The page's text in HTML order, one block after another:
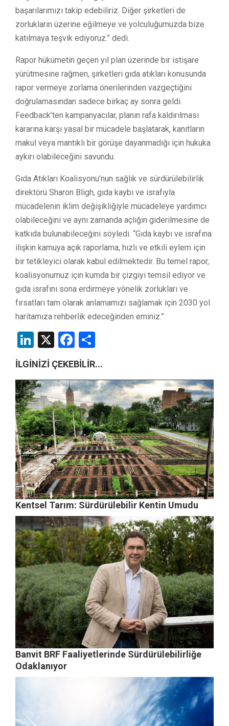
başarılarımızı takip edebiliriz. Diğer şirketleri de
zorlukların üzerine eğilmeye ve yolculuğumuzda bize
katılmaya teşvik ediyoruz.” dedi.
Rapor hükümetin geçen yıl plan üzerinde bir istişare
yürütmesine rağmen, şirketleri gıda atıkları konusunda
rapor vermeye zorlama önerilerinden vazgeçtiğini
doğrulamasından sadece birkaç ay sonra geldi.
Feedback’ten kampanyacılar, planın rafa kaldırılması
kararına karşı yasal bir mücadele başlatarak, kanıtların
makul veya mantıklı bir görüşe dayanmadığı için hukuka
aykırı olabileceğini savundu.
Gıda Atıkları Koalisyonu’nun sağlık ve sürdürülebilirlik
direktörü Sharon Bligh, gıda kaybı ve israfıyla
mücadelenin iklim değişikliğiyle mücadeleye yardımcı
olabileceğini ve aynı zamanda açlığın giderilmesine de
katkıda bulunabileceğini söyledi. “Gıda kaybı ve israfına
ilişkin kamuya açık raporlama, hızlı ve etkili eylem için
bir tetikleyici olarak kabul edilmektedir. Bu temel rapor,
koalisyonumuz için kumda bir çizgiyi temsil ediyor ve
gıda israfını sona erdirmeye yönelik zorlukları ve
fırsatları tam olarak anlamamızı sağlamak için 2030 yol
haritamıza rehberlik edeceğinden eminiz.”
LinkedIn
X Facebook
İLGİNİZİ ÇEKEBİLİR...
Kentsel Tarım: Sürdürülebilir Kentin Umudu
Banvit BRF Faaliyetlerinde Sürdürülebilirliğe
Odaklanıyor